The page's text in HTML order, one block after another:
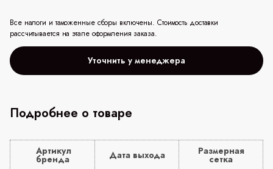
Все налоги и таможенные сборы включены. Стоимость доставки
рассчитывается на этапе оформления заказа.
Уточнить у менеджера
Подробнее о товаре
Артикул
бренда Дата выхода Размерная
сетка